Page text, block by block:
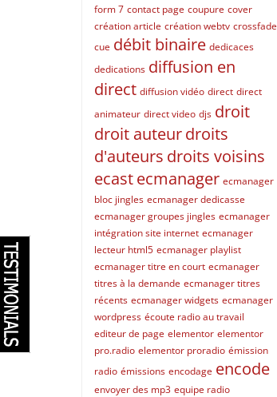
form 7 contact page coupure cover
création article création webtv crossfade
cue débit binaire dedicaces
dedications diffusion en
direct diffusion vidéo direct direct
animateur direct video djs droit
droit auteurdroits
d'auteurs droits voisins
ecastecmanager ecmanager
bloc jingles ecmanager dedicasse
ecmanager groupes jingles ecmanager
intégration site internet ecmanager
lecteur html5 ecmanager playlist
ecmanager titre en court ecmanager
titres à la demande ecmanager titres
récents ecmanager widgets ecmanager
wordpress écoute radio au travail
editeur de page elementor elementor
pro.radio elementor proradio émission
radio émissions encodage encode
envoyer des mp3 equipe radio